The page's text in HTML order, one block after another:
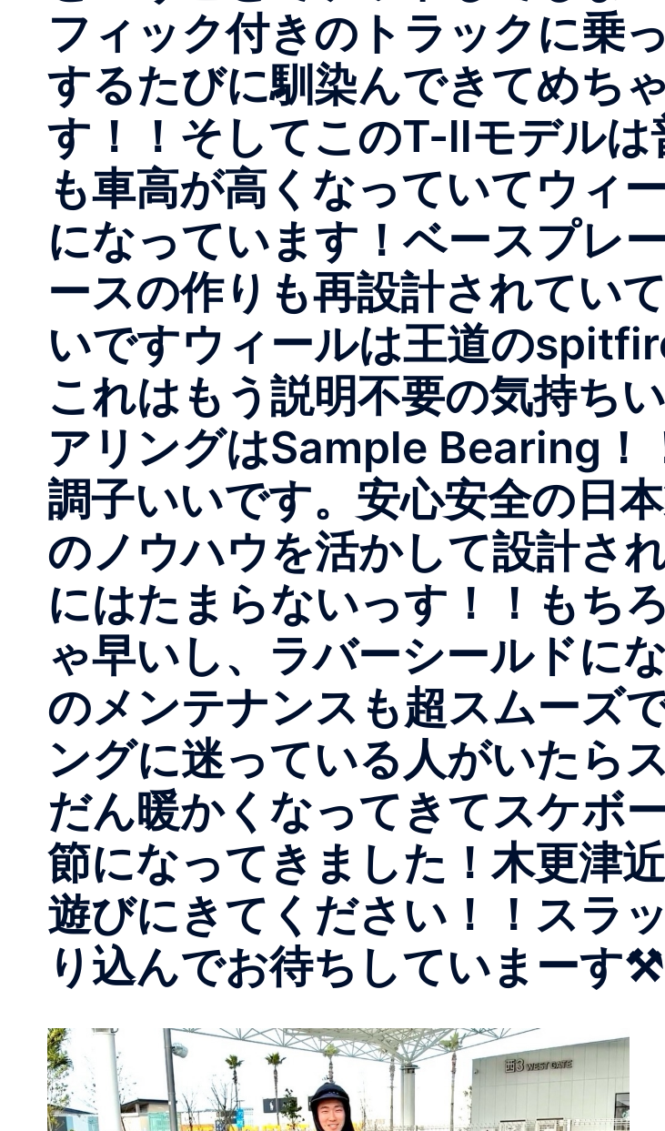
フィック付きのトラックに乗
するたびに馴染んできてめち
す！！そしてこのT-llモデル
も車高が高くなっていてウィ
になっています！ベースプレ
ースの作りも再設計されてい
いですウィールは王道の
これはもう説明不要の気持ち
アリングはSample Bearing！
調子いいです。安心安全の日
のノウハウを活かして設計さ
にはたまらないっす！！もち
ゃ早いし、ラバーシールドに
のメンテナンスも超スムーズ
ングに迷っている人がいたら
だん暖かくなってきてスケボ
節になってきました！木更津
遊びにきてください！！スラ
り込んでお待ちしていまーす⚒